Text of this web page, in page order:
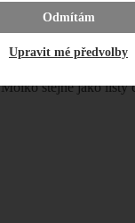
Odmítám
Upravit mé předvolby
Lamy prostě hýbou
Moiko stejně jako